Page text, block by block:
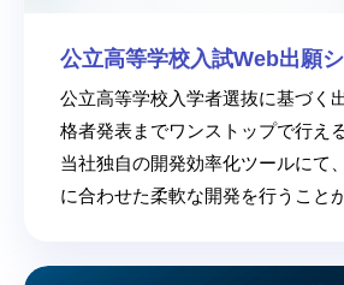
公立高等学校入試Web出願
公立高等学校入学者選抜に基づく
格者発表までワンストップで行え
当社独自の開発効率化ツールにて
に合わせた柔軟な開発を行うこと